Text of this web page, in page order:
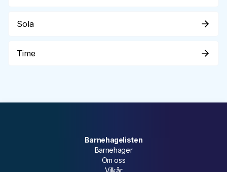
Sola
Time
Barnehagelisten
Barnehager
Om oss
Vilkår